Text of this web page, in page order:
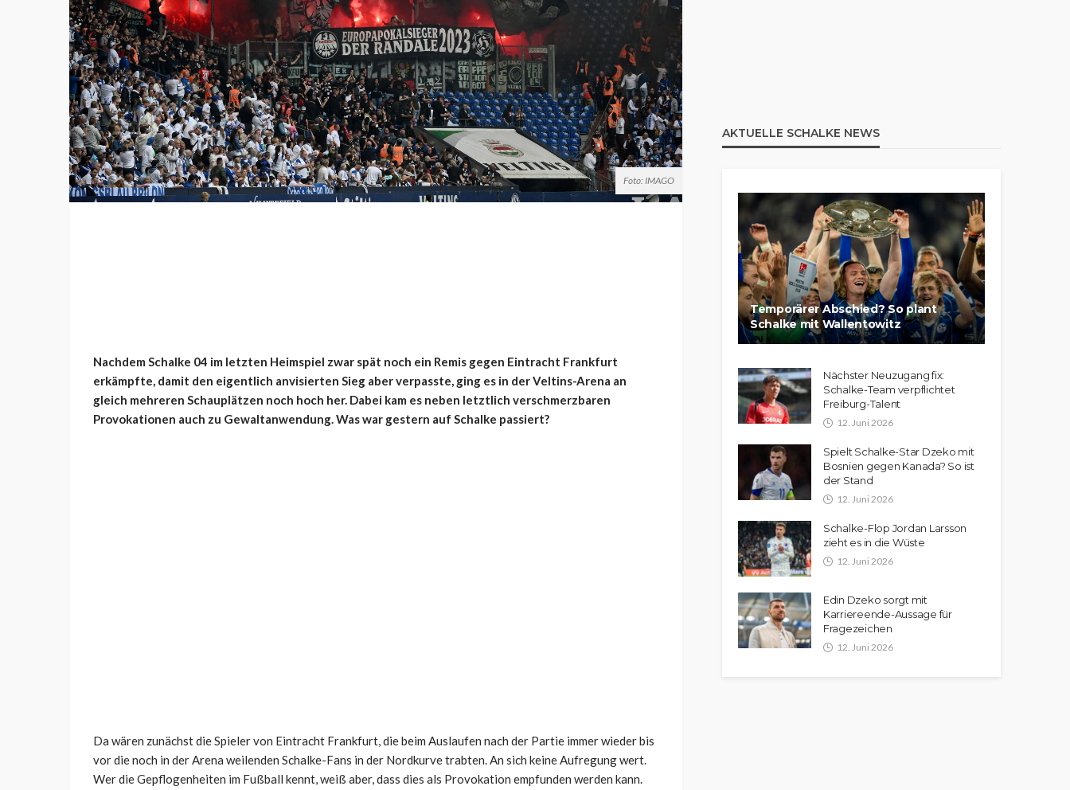
Foto: IMAGO
Nachdem Schalke 04 im letzten Heimspiel zwar spät noch ein Remis gegen Eintracht Frankfurt
erkämpfte, damit den eigentlich anvisierten Sieg aber verpasste, ging es in der Veltins-Arena an
gleich mehreren Schauplätzen noch hoch her. Dabei kam es neben letztlich verschmerzbaren
Provokationen auch zu Gewaltanwendung. Was war gestern auf Schalke passiert?
Da wären zunächst die Spieler von Eintracht Frankfurt, die beim Auslaufen nach der Partie immer wieder bis
vor die noch in der Arena weilenden Schalke-Fans in der Nordkurve trabten. An sich keine Aufregung wert.
Wer die Gepflogenheiten im Fußball kennt, weiß aber, dass dies als Provokation empfunden werden kann.
AKTUELLE SCHALKE NEWS
Temporärer Abschied? So plant
Schalke mit Wallentowitz
Nächster Neuzugang fix:
Schalke-Team verpflichtet
Freiburg-Talent
12. Juni 2026
Spielt Schalke-Star Dzeko mit
Bosnien gegen Kanada? So ist
der Stand
12. Juni 2026
Schalke-Flop Jordan Larsson
zieht es in die Wüste
12. Juni 2026
Edin Dzeko sorgt mit
Karriereende-Aussage für
Fragezeichen
12. Juni 2026